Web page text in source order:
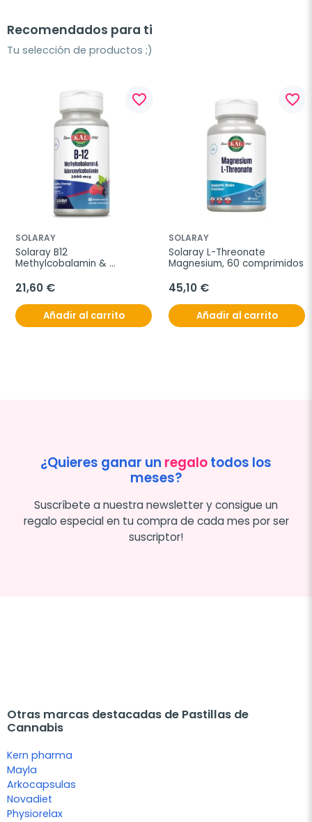
Recomendados para ti
Tu selección de productos ;)
favorite_border
SOLARAY
Solaray B12
Methylcobalamin &
2000mg
21,60 €
Añadir al carrito
favorite_border
SOLARAY
Solaray L-Threonate
Magnesium, 60 comprimidos
45,10 €
Añadir al carrito
¿Quieres ganar un regalotodos los
meses?
Suscríbete a nuestra newsletter y consigue un
regalo especial en tu compra de cada mes por ser
suscriptor!
Otras marcas destacadas de Pastillas de
Cannabis
Kern pharma
Mayla
Arkocapsulas
Novadiet
Physiorelax